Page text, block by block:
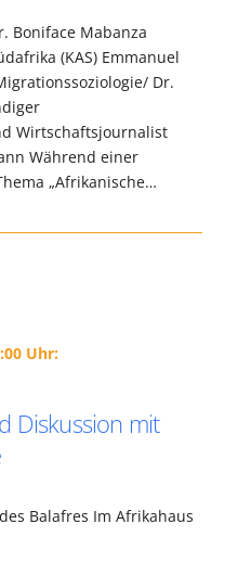
Boniface Mabanza
(KAS) Emmanuel
Dr.
Wirtschaftsjournalist
Während einer
„Afrikanische…
Uhr:
Diskussion mit
Balafres Im Afrikahaus